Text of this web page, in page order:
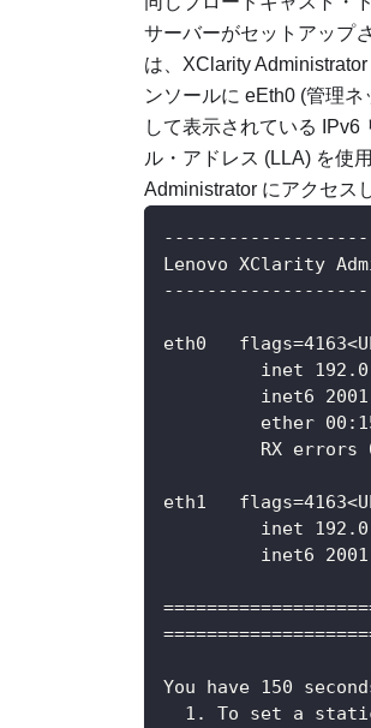
サーバーがセットアップ
は、 XClarity Administrator
ンソールに eEth0 (管理
して表示されている IPv6
ル・アドレス (LLA) を使用
Administrator にアクセス
Lenovo XClarity
eth0
inet
inet6
ether
RX errors
eth1
inet
inet6
You have 150
1. To set a